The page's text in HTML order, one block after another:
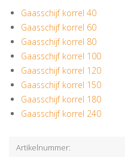
Gaasschijf korrel 40
Gaasschijf korrel 60
Gaasschijf korrel 80
Gaasschijf korrel 100
Gaasschijf korrel 120
Gaasschijf korrel 150
Gaasschijf korrel 180
Gaasschijf korrel 240
Artikelnummer: